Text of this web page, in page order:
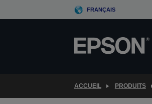
to
FRANÇAIS
ACCUEIL PRODUITS